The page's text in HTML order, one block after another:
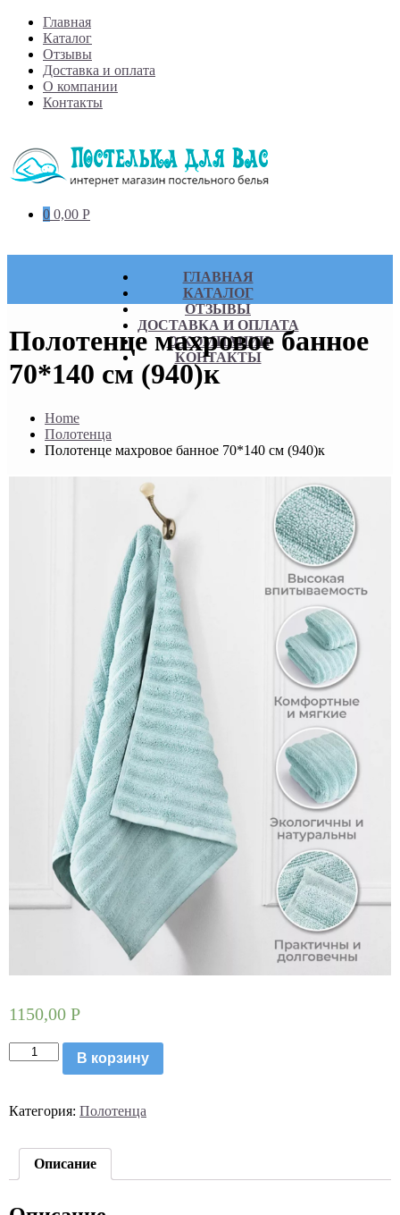
Skip
content
Главная
Каталог
Отзывы
Доставка и оплата
О компании
Контакты
0 0,00 Р
ГЛАВНАЯ
КАТАЛОГ
ОТЗЫВЫ
ДОСТАВКА И ОПЛАТА
О КОМПАНИИ
КОНТАКТЫ
Полотенце махровое банное
70*140 см (940)к
Home
Полотенца
Полотенце махровое банное 70*140 см (940)к
1150,00 Р
Количество
товара
банное
см
(940)к
В корзину
Категория: Полотенца
Описание